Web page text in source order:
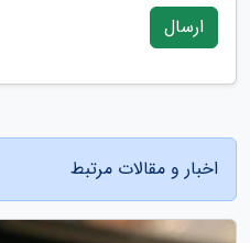
ارسال
اخبار و مقالات مرتبط